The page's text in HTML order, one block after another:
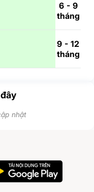
6 - 9
tháng
9 - 12
tháng
nhật